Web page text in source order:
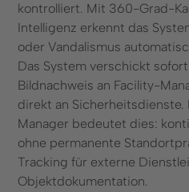
kontrolliert. Mit 360-Grad-
Intelligenz erkennt das
oder Vandalismus
Das System verschickt
Bildnachweis an Facility-
direkt an
Manager bedeutet dies:
ohne permanente
Tracking für externe
Objektdokumentation.